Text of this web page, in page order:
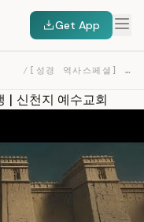
Get App
/ [성경 역사스페셜] 여리고, 침묵의 전쟁 | 신천지 예수교회 — TRANSCRIPT
| 신천지 예수교회